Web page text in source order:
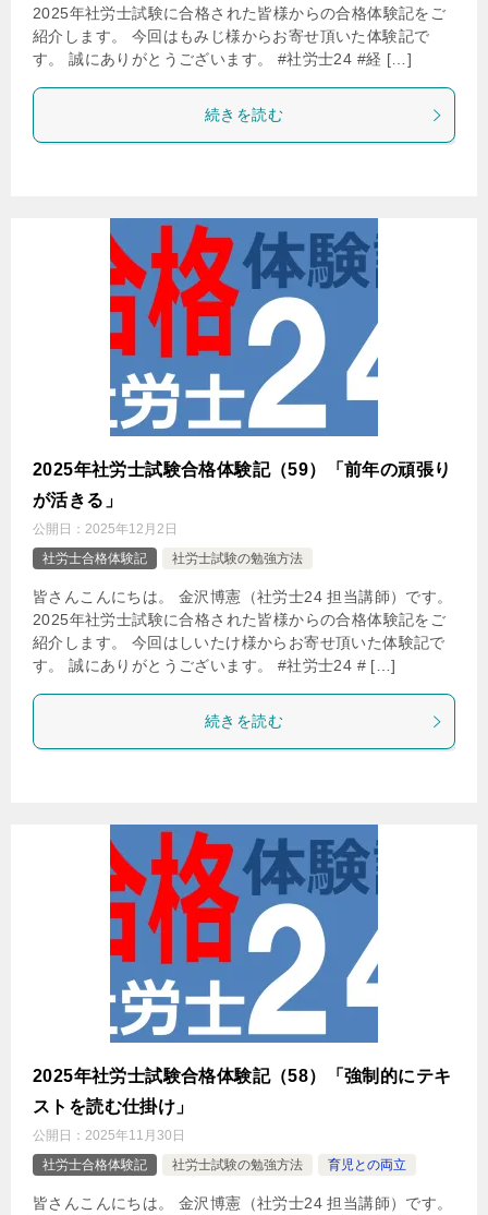
2025年社労士試験に合格された皆様からの合格体験記をご
紹介します。 今回はもみじ様からお寄せ頂いた体験記で
す。 誠にありがとうございます。 #社労士24 #経 […]
続きを読む
2025年社労士試験合格体験記（59）「前年の頑張り
が活きる」
公開日： 2025年12月2日
社労士合格体験記
社労士試験の勉強方法
皆さんこんにちは。 金沢博憲（社労士24 担当講師）です。
2025年社労士試験に合格された皆様からの合格体験記をご
紹介します。 今回はしいたけ様からお寄せ頂いた体験記で
す。 誠にありがとうございます。 #社労士24 # […]
続きを読む
2025年社労士試験合格体験記（58）「強制的にテキ
ストを読む仕掛け」
公開日： 2025年11月30日
社労士合格体験記
社労士試験の勉強方法 育児との両立
皆さんこんにちは。 金沢博憲（社労士24 担当講師）です。